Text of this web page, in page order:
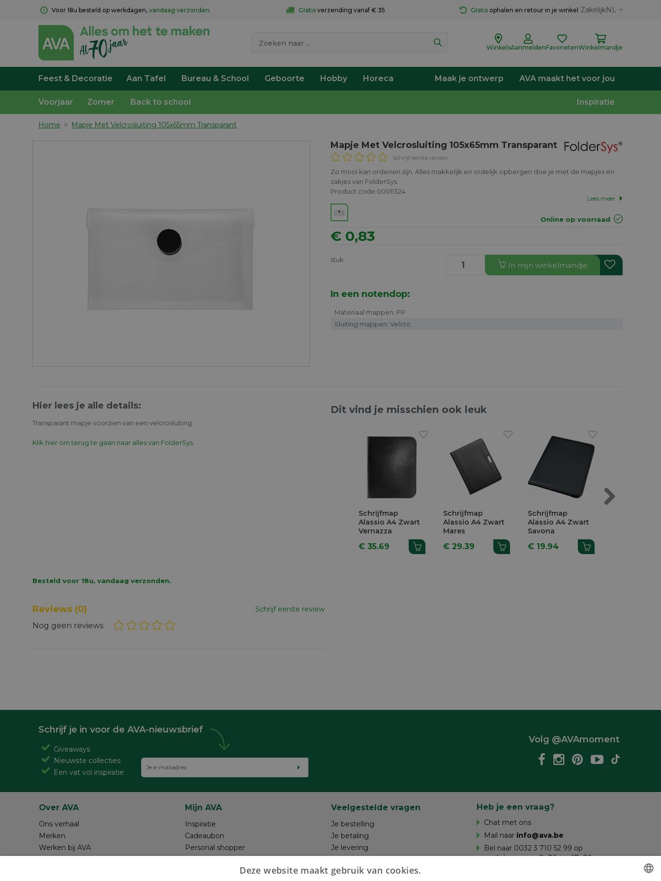
Voor 18u besteld op werkdagen, vandaag verzonden. Gratis verzending vanaf € 35 Gratis ophalen en retour in je winkel ZakelijkNL
WinkelsAanmeldenFavorietenWinkelmandje
Feest & Decoratie Aan Tafel Bureau & School Geboorte Hobby Horeca Maak je ontwerp AVA maakt het voor jou
Voorjaar Zomer Back to school Inspiratie
Home > Mapje Met Velcrosluiting 105x65mm Transparant
Mapje Met Velcrosluiting 105x65mm Transparant
Schrijf eerste review
Zo mooi kan ordenen zijn. Alles makkelijk en ordelijk opbergen doe je met de mapjes en
zakjes van FolderSys.
Product code 00011324
Lees meer
Online op voorraad
€ 0,83
stuk
In mijn winkelmandje
In een notendop:
Materiaal mappen: PP
Sluiting mappen: Velcro
Hier lees je alle details:
Transparant mapje voorzien van een velcrosluiting.
Klik hier om terug te gaan naar alles van FolderSys.
Dit vind je misschien ook leuk
Schrijfmap
Alassio A4 Zwart
Vernazza
€ 35.69
Schrijfmap
Alassio A4 Zwart
Mares
€ 29.39
Schrijfmap
Alassio A4 Zwart
Savona
€ 19.94
Besteld voor 18u, vandaag verzonden.
Reviews (0) Schrijf eerste review
Nog geen reviews
Schrijf je in voor de AVA-nieuwsbrief
Giveaways
Nieuwste collecties
Een vat vol inspiratie
Volg @AVAmoment
Over AVA
Ons verhaal
Merken
Werken bij AVA
Mijn AVA
Inspiratie
Cadeaubon
Personal shopper
Review schrijven
Veelgestelde vragen
Je bestelling
Je betaling
Je levering
Maak je ontwerp
Heb je een vraag?
Chat met ons
Mail naar info@ava.be
Bel naar 0032 3 710 52 99 op
werkdagen van 8u30 tot 17u30 en op
Deze website maakt gebruik van cookies.